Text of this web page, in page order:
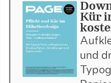
Kür
und